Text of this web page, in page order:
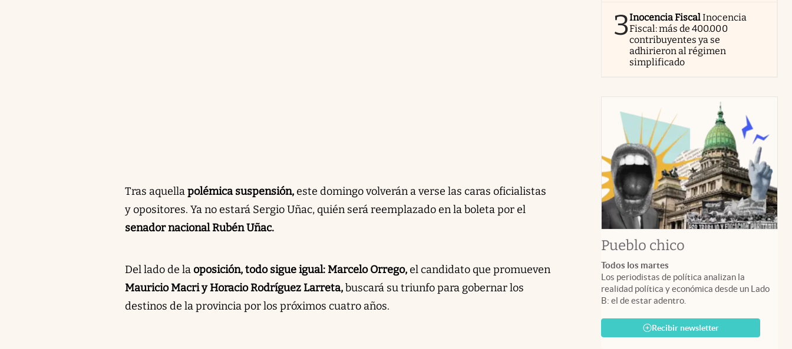
Tras aquellapolémica suspensión,este domingo volverán a verse las caras oficialistas
y opositores. Ya no estará Sergio Uñac, quién será reemplazado en la boleta por el
senador nacional Rubén Uñac.
Del lado de laoposición, todo sigue igual: Marcelo Orrego,el candidato que promueven
Mauricio Macri y Horacio Rodríguez Larreta,buscará su triunfo para gobernar los
destinos de la provincia por los próximos cuatro años.
3Inocencia FiscalInocencia
Fiscal: más de 400.000
contribuyentes ya se
adhirieron al régimen
simplificado
Pueblo chico
Todos los martes
Los periodistas de política analizan la
realidad política y económica desde un Lado
B: el de estar adentro.
Recibir newsletter